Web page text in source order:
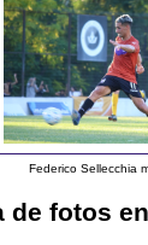
Federico Sellecchia
de fotos